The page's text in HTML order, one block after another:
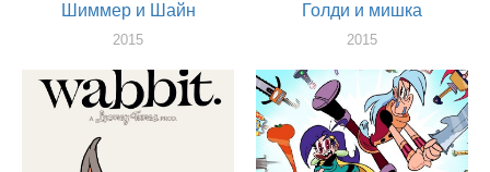
Шиммер и Шайн
2015
Голди и мишка
2015